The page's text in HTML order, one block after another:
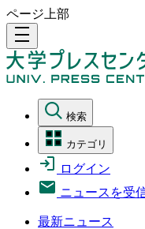
ページ上部
density_medium
検索
カテゴリ
ログイン
ニュースを受
最新ニュース